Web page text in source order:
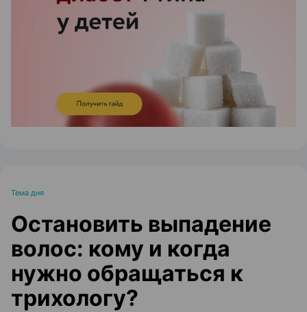
ЭФФЕКТИВНАЯ РЕКЛАМА НА САЙТЕ
Тема дня
Остановить выпадение
волос: кому и когда
нужно обращаться к
трихологу?